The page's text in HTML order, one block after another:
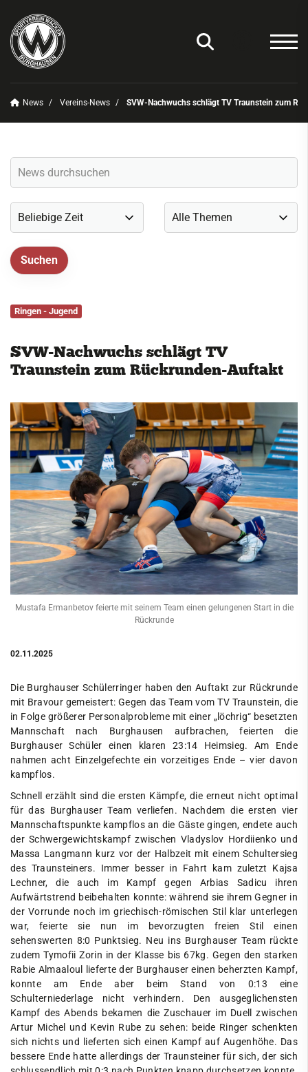
News Vereins-News SVW-Nachwuchs schlägt TV Traunstein zum
Ringen - Jugend
SVW-Nachwuchs schlägt TV
Traunstein zum Rückrunden-Auftakt
Mustafa Ermanbetov feierte mit seinem Team einen gelungenen Start in die
Rückrunde
02.11.2025
Die Burghauser Schülerringer haben den Auftakt zur Rückrunde
mit Bravour gemeistert: Gegen das Team vom TV Traunstein, die
in Folge größerer Personalprobleme mit einer „löchrig“ besetzten
Mannschaft nach Burghausen aufbrachen, feierten die
Burghauser Schüler einen klaren 23:14 Heimsieg. Am Ende
nahmen acht Einzelgefechte ein vorzeitiges Ende – vier davon
kampflos.
Schnell erzählt sind die ersten Kämpfe, die erneut nicht optimal
für das Burghauser Team verliefen. Nachdem die ersten vier
Mannschaftspunkte kampflos an die Gäste gingen, endete auch
der Schwergewichtskampf zwischen Vladyslov Hordiienko und
Massa Langmann kurz vor der Halbzeit mit einem Schultersieg
des Traunsteiners. Immer besser in Fahrt kam zuletzt Kajsa
Lechner, die auch im Kampf gegen Arbias Sadicu ihren
Aufwärtstrend beibehalten konnte: während sie ihrem Gegner in
der Vorrunde noch im griechisch-römischen Stil klar unterlegen
war, feierte sie nun im bevorzugten freien Stil einen
sehenswerten 8:0 Punktsieg. Neu ins Burghauser Team rückte
zudem Tymofii Zorin in der Klasse bis 67kg. Gegen den starken
Rabie Almaaloul lieferte der Burghauser einen beherzten Kampf,
konnte am Ende aber beim Stand von 0:13 eine
Schulterniederlage nicht verhindern. Den ausgeglichensten
Kampf des Abends bekamen die Zuschauer im Duell zwischen
Artur Michel und Kevin Rube zu sehen: beide Ringer schenkten
sich nichts und lieferten sich einen Kampf auf Augenhöhe. Das
bessere Ende hatte allerdings der Traunsteiner für sich, der sich
Vereins-News
Vereins-App/Vereinszeitung
Onlineshop
Sportdeutschland-News
Kontakt